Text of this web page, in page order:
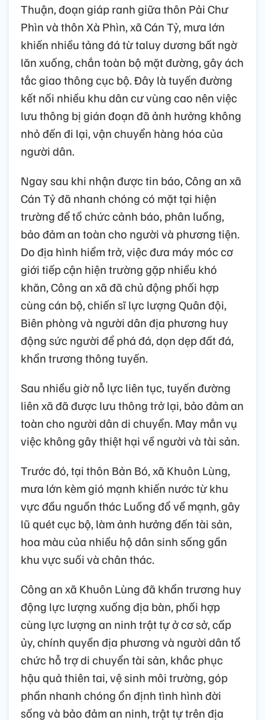
Thuận, đoạn giáp ranh giữa thôn Pải Chư
Phìn và thôn Xà Phìn, xã Cán Tỷ, mưa lớn
khiến nhiều tảng đá từ taluy dương bất ngờ
lăn xuống, chắn toàn bộ mặt đường, gây ách
tắc giao thông cục bộ. Đây là tuyến đường
kết nối nhiều khu dân cư vùng cao nên việc
lưu thông bị gián đoạn đã ảnh hưởng không
nhỏ đến đi lại, vận chuyển hàng hóa của
người dân.
Ngay sau khi nhận được tin báo, Công an xã
Cán Tỷ đã nhanh chóng có mặt tại hiện
trường để tổ chức cảnh báo, phân luồng,
bảo đảm an toàn cho người và phương tiện.
Do địa hình hiểm trở, việc đưa máy móc cơ
giới tiếp cận hiện trường gặp nhiều khó
khăn, Công an xã đã chủ động phối hợp
cùng cán bộ, chiến sĩ lực lượng Quân đội,
Biên phòng và người dân địa phương huy
động sức người để phá đá, dọn dẹp đất đá,
khẩn trương thông tuyến.
Sau nhiều giờ nỗ lực liên tục, tuyến đường
liên xã đã được lưu thông trở lại, bảo đảm an
toàn cho người dân di chuyển. May mắn vụ
việc không gây thiệt hại về người và tài sản.
Trước đó, tại thôn Bản Bó, xã Khuôn Lùng,
mưa lớn kèm gió mạnh khiến nước từ khu
vực đầu nguồn thác Luồng đổ về mạnh, gây
lũ quét cục bộ, làm ảnh hưởng đến tài sản,
hoa màu của nhiều hộ dân sinh sống gần
khu vực suối và chân thác.
Công an xã Khuôn Lùng đã khẩn trương huy
động lực lượng xuống địa bàn, phối hợp
cùng lực lượng an ninh trật tự ở cơ sở, cấp
ủy, chính quyền địa phương và người dân tổ
chức hỗ trợ di chuyển tài sản, khắc phục
hậu quả thiên tai, vệ sinh môi trường, góp
phần nhanh chóng ổn định tình hình đời
sống và bảo đảm an ninh, trật tự trên địa